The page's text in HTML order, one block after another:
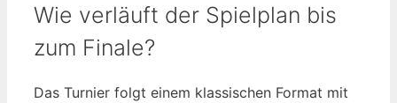
Wie verläuft der Spielplan bis
zum Finale?
Das Turnier folgt einem klassischen Format mit